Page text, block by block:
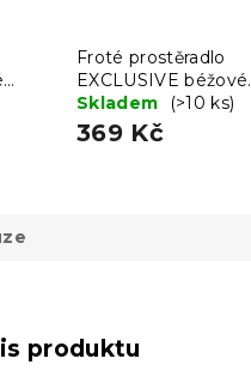
Froté prostěradlo
EXCLUSIVE béžové
200x220 cm
Skladem (>10 ks)
369 Kč
produktu